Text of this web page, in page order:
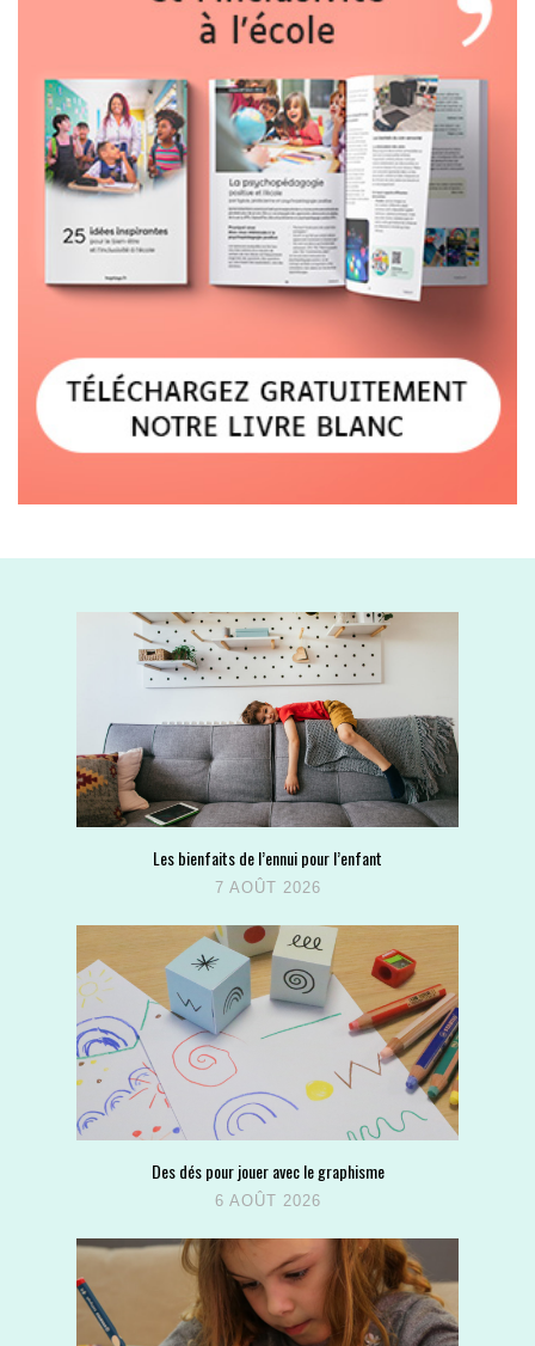
Les bienfaits de l’ennui pour l’enfant
7 AOÛT 2026
Des dés pour jouer avec le graphisme
6 AOÛT 2026